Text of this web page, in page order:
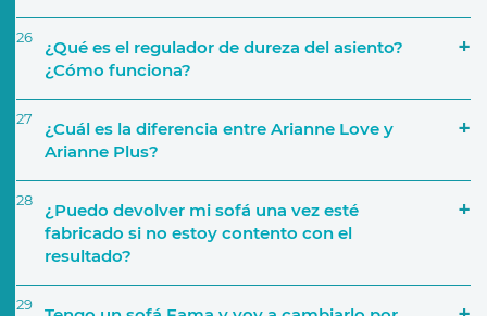
26
¿Qué es el regulador de dureza del asiento?
¿Cómo funciona?
27
¿Cuál es la diferencia entre Arianne Love y
Arianne Plus?
28
¿Puedo devolver mi sofá una vez esté
fabricado si no estoy contento con el
resultado?
29